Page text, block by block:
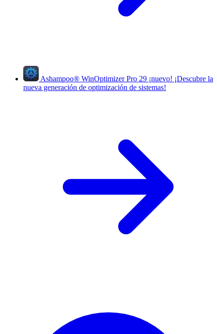
Ashampoo® WinOptimizer Pro 29 ¡nuevo! ¡Descubre la
nueva generación de optimización de sistemas!